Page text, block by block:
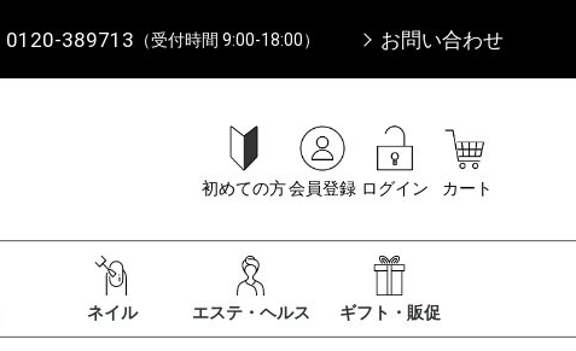
0120-389713 （受付時間 9:00-18:00） お問い合わせ
初めての方会員登録 ログイン カート
ネイル エステ・ヘルス ギフト・販促